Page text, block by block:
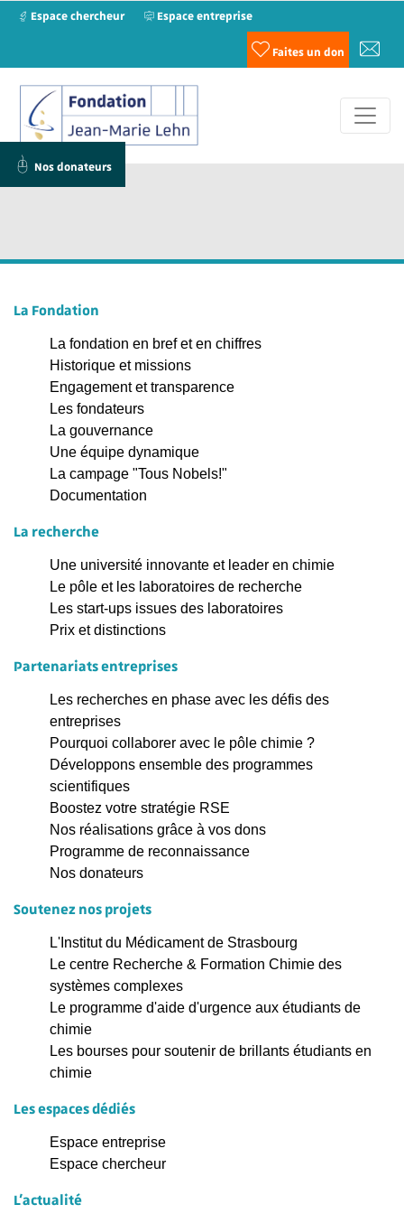
Espace chercheur Espace entreprise
Faites un don
Nos donateurs
La Fondation
La fondation en bref et en chiffres
Historique et missions
Engagement et transparence
Les fondateurs
La gouvernance
Une équipe dynamique
La campage "Tous Nobels!"
Documentation
La recherche
Une université innovante et leader en chimie
Le pôle et les laboratoires de recherche
Les start-ups issues des laboratoires
Prix et distinctions
Partenariats entreprises
Les recherches en phase avec les défis des
entreprises
Pourquoi collaborer avec le pôle chimie ?
Développons ensemble des programmes
scientifiques
Boostez votre stratégie RSE
Nos réalisations grâce à vos dons
Programme de reconnaissance
Nos donateurs
Soutenez nos projets
L'Institut du Médicament de Strasbourg
Le centre Recherche & Formation Chimie des
systèmes complexes
Le programme d'aide d'urgence aux étudiants de
chimie
Les bourses pour soutenir de brillants étudiants en
chimie
Les espaces dédiés
Espace entreprise
Espace chercheur
L'actualité